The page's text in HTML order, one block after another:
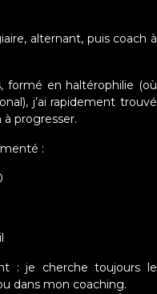
alternant, puis coach à
formé en haltérophilie (où
j’ai rapidement trouvé
progresser.
:
: je cherche toujours le
dans mon coaching.